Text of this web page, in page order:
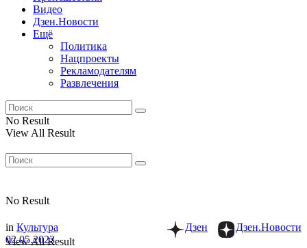
Видео
Дзен.Новости
Ещё
Политика
Нацпроекты
Рекламодателям
Развлечения
No Result
View All Result
No Result
View All Result
Дзен.Новости
Дзен
in Культура
02.05.2023